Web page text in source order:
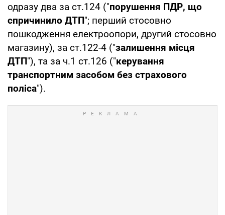
одразу два за ст.124 ("порушення ПДР, що
спричинило ДТП"; перший стосовно
пошкодження електроопори, другий стосовно
магазину), за ст.122-4 ("залишення місця
ДТП"), та за ч.1 ст.126 ("керування
транспортним засобом без страхового
поліса").